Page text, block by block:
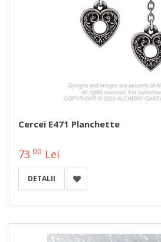
Cercei E471 Planchette
73 00 Lei
DETALII